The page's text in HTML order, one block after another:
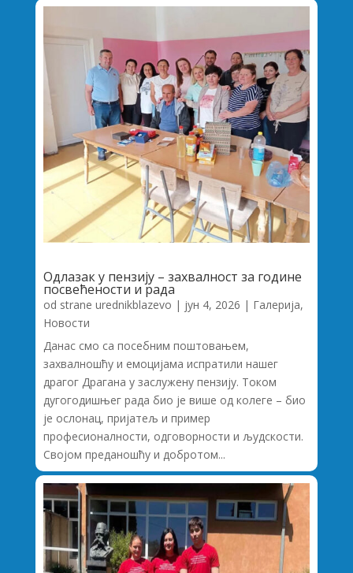
Одлазак у пензију – захвалност за године
посвећености и рада
od strane urednikblazevo | јун 4, 2026 | Галерија,
Новости
Данас смо са посебним поштовањем,
захвалношћу и емоцијама испратили нашег
драгог Драгана у заслужену пензију. Током
дугогодишњег рада био је више од колеге – био
је ослонац, пријатељ и пример
професионалности, одговорности и људскости.
Својом преданошћу и добротом...